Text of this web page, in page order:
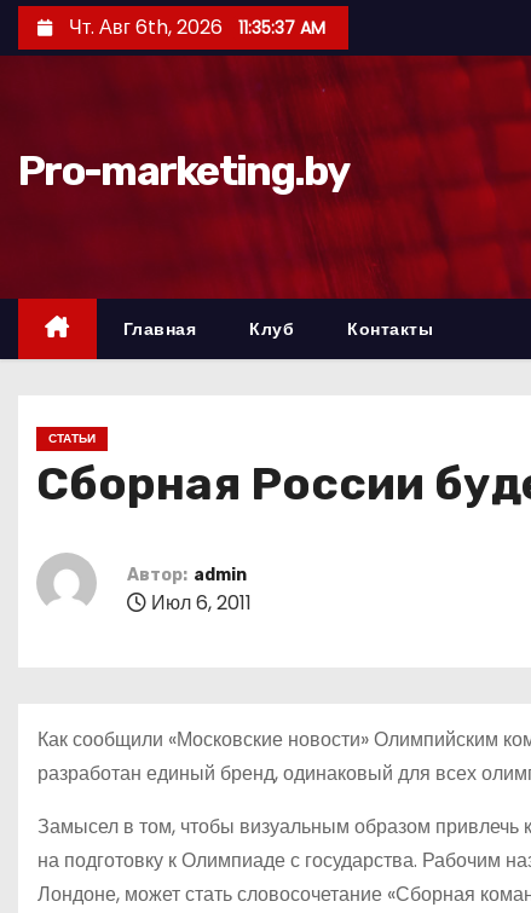
е
д
Чт. Авг 6th, 2026 11:35:38 AM
Pro-marketing.by
Главная Клуб Контакты
СТАТЬИ
Сборная России
Автор: admin
Июл 6, 2011
Как сообщили «Московские новости» Олимпийским
разработан единый бренд, одинаковый для всех
Замысел в том, чтобы визуальным образом привлечь
на подготовку к Олимпиаде с государства. Рабочим
Лондоне, может стать словосочетание «Сборная